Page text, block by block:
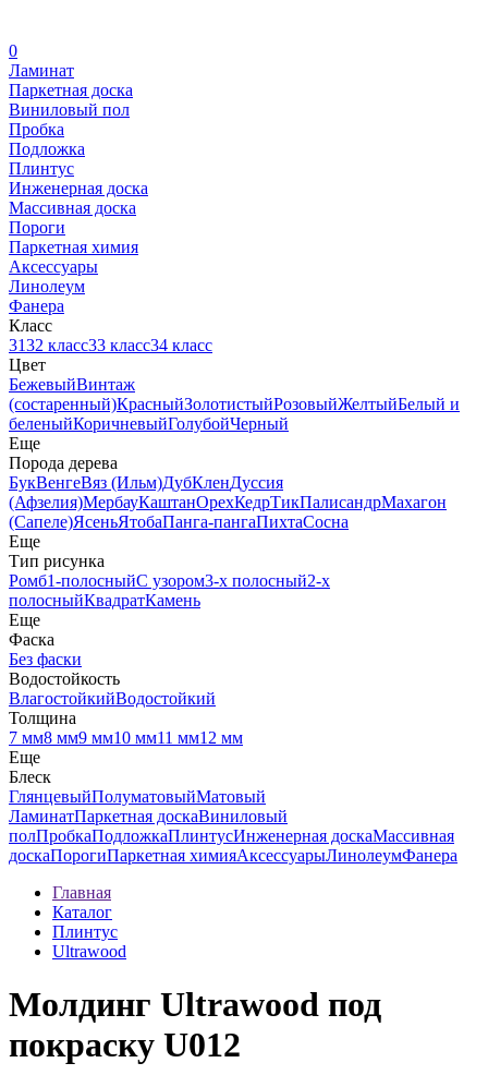
0
Ламинат
Паркетная доска
Виниловый пол
Пробка
Подложка
Плинтус
Инженерная доска
Массивная доска
Пороги
Паркетная химия
Аксессуары
Линолеум
Фанера
Класс
3132 класс33 класс34 класс
Цвет
БежевыйВинтаж
(состаренный)КрасныйЗолотистыйРозовыйЖелтыйБелый и
беленыйКоричневыйГолубойЧерный
Еще
Порода дерева
БукВенгеВяз (Ильм)ДубКленДуссия
(Афзелия)МербауКаштанОрехКедрТикПалисандрМахагон
(Сапеле)ЯсеньЯтобаПанга-пангаПихтаСосна
Еще
Тип рисунка
Ромб1-полосныйС узором3-х полосный2-х
полосныйКвадратКамень
Еще
Фаска
Без фаски
Водостойкость
ВлагостойкийВодостойкий
Толщина
7 мм8 мм9 мм10 мм11 мм12 мм
Еще
Блеск
ГлянцевыйПолуматовыйМатовый
ЛаминатПаркетная доскаВиниловый
полПробкаПодложкаПлинтусИнженерная доскаМассивная
доскаПорогиПаркетная химияАксессуарыЛинолеумФанера
Главная
Каталог
Плинтус
Ultrawood
Молдинг Ultrawood под
покраску U012